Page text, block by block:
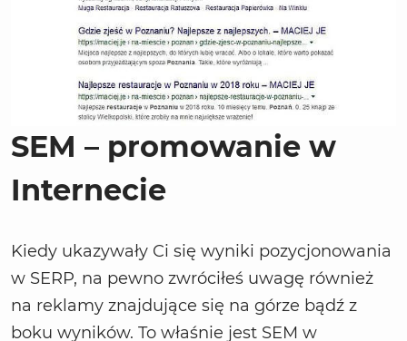
SEM – promowanie w
Internecie
Kiedy ukazywały Ci się wyniki pozycjonowania
w SERP, na pewno zwróciłeś uwagę również
na reklamy znajdujące się na górze bądź z
boku wyników. To właśnie jest SEM w